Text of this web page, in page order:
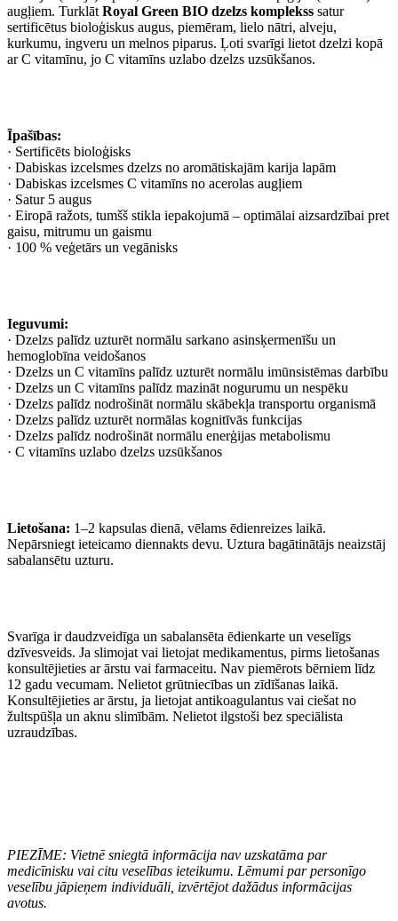
augļiem. Turklāt Royal Green BIO dzelzs komplekss satur
sertificētus bioloģiskus augus, piemēram, lielo nātri, alveju,
kurkumu, ingveru un melnos piparus. Ļoti svarīgi lietot dzelzi kopā
ar C vitamīnu, jo C vitamīns uzlabo dzelzs uzsūkšanos.
Īpašības:
· Sertificēts bioloģisks
· Dabiskas izcelsmes dzelzs no aromātiskajām karija lapām
· Dabiskas izcelsmes C vitamīns no acerolas augļiem
· Satur 5 augus
· Eiropā ražots, tumšš stikla iepakojumā – optimālai aizsardzībai pret
gaisu, mitrumu un gaismu
· 100 % veģetārs un vegānisks
Ieguvumi:
· Dzelzs palīdz uzturēt normālu sarkano asinsķermenīšu un
hemoglobīna veidošanos
· Dzelzs un C vitamīns palīdz uzturēt normālu imūnsistēmas darbību
· Dzelzs un C vitamīns palīdz mazināt nogurumu un nespēku
· Dzelzs palīdz nodrošināt normālu skābekļa transportu organismā
· Dzelzs palīdz uzturēt normālas kognitīvās funkcijas
· Dzelzs palīdz nodrošināt normālu enerģijas metabolismu
· C vitamīns uzlabo dzelzs uzsūkšanos
Lietošana: 1–2 kapsulas dienā, vēlams ēdienreizes laikā.
Nepārsniegt ieteicamo diennakts devu. Uztura bagātinātājs neaizstāj
sabalansētu uzturu.
Svarīga ir daudzveidīga un sabalansēta ēdienkarte un veselīgs
dzīvesveids. Ja slimojat vai lietojat medikamentus, pirms lietošanas
konsultējieties ar ārstu vai farmaceitu. Nav piemērots bērniem līdz
12 gadu vecumam. Nelietot grūtniecības un zīdīšanas laikā.
Konsultējieties ar ārstu, ja lietojat antikoagulantus vai ciešat no
žultspūšļa un aknu slimībām. Nelietot ilgstoši bez speciālista
uzraudzības.
PIEZĪME: Vietnē sniegtā informācija nav uzskatāma par
medicīnisku vai citu veselības ieteikumu. Lēmumi par personīgo
veselību jāpieņem individuāli, izvērtējot dažādus informācijas
avotus.